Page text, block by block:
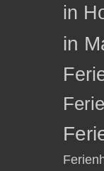
in
in